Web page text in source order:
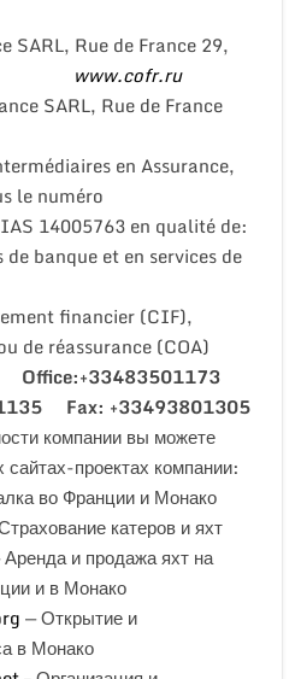
SARL, Rue de France 29,
www.cofr.ru
SARL, Rue de France
en Assurance,
le numéro
14005763 en qualité de:
banque et en services de
financier (CIF),
de réassurance (COA)
Office:+33483501173
Fax: +33493801305
компании вы можете
сайтах-проектах компании:
во Франции и Монако
катеров и яхт
и продажа яхт на
и в Монако
— Открытие и
в Монако